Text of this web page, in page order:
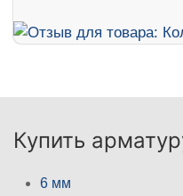
Купить
6 мм